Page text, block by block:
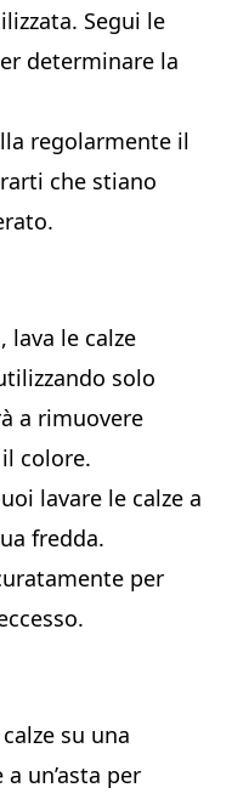
Segui le
determinare la
regolarmente il
che stiano
le calze
solo
a rimuovere
colore.
lavare le calze a
fredda.
per
su una
un’asta per